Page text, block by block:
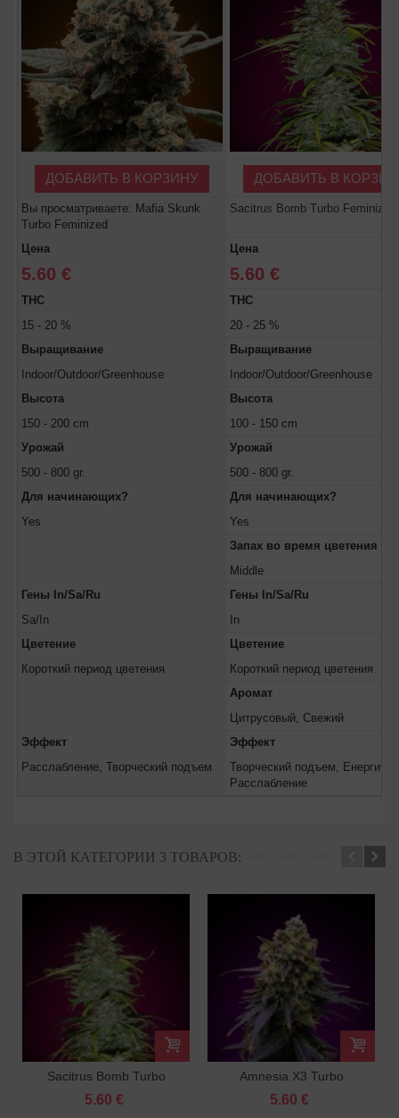
ДОБАВИТЬ В КОРЗИНУ ДОБАВИТЬ В
Вы просматриваете: Mafia Skunk
Turbo Feminized
Sacitrus Bomb Turbo Feminized
Цена
5.60 €
Цена
5.60 €
THC
15 - 20 %
THC
20 - 25 %
Выращивание
Indoor/Outdoor/Greenhouse
Выращивание
Indoor/Outdoor/Greenhouse
Высота
150 - 200 cm
Высота
100 - 150 cm
Урожай
500 - 800 gr.
Урожай
500 - 800 gr.
Для начинающих?
Yes
Для начинающих?
Yes
Запах во время цветения
Middle
Гены In/Sa/Ru
Sa/In
Гены In/Sa/Ru
In
Цветение
Короткий период цветения
Цветение
Короткий период цветения
Аромат
Цитрусовый, Свежий
Эффект
Расслабление, Творческий подъем
Эффект
Творческий подъем,
Расслабление
В ЭТОЙ КАТЕГОРИИ 3 ТОВАРОВ:
Sacitrus Bomb Turbo
Feminized
5.60 €
Amnesia X3 Turbo
Feminized
5.60 €